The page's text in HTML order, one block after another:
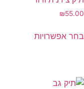
₪55.00
בחר אפשרויות